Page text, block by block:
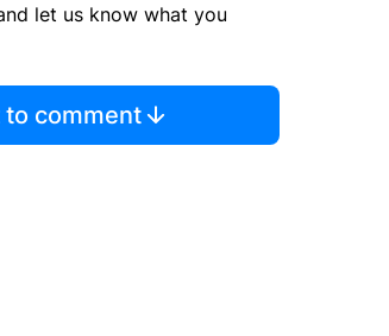
let us know what you
comment